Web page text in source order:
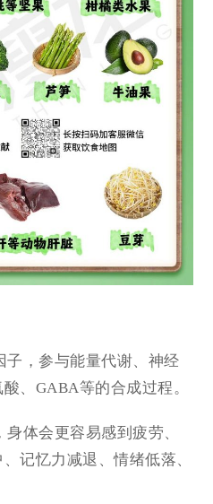
子，参与能量代谢、神经
、GABA等的合成过程。
体会更容易感到疲劳、
记忆力减退、情绪低落、